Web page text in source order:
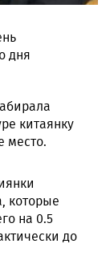
дня
китаянку
место.
которые
на 0.5
до